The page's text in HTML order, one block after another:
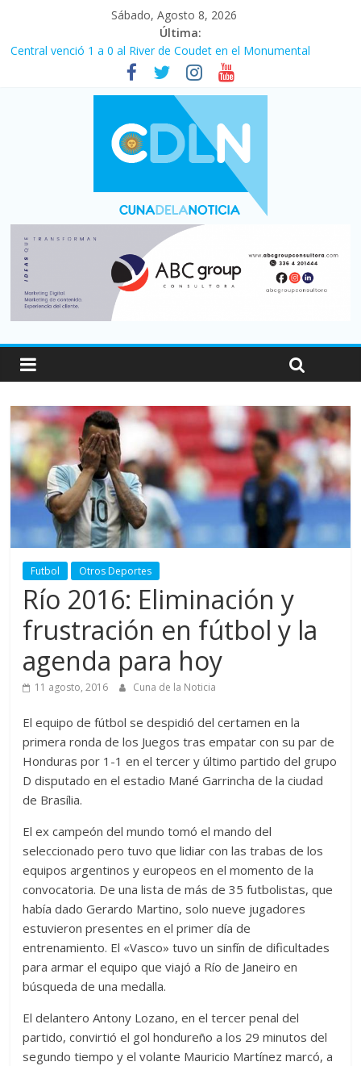
Sábado, Agosto 8, 2026
Última:
Central venció 1 a 0 al River de Coudet en el Monumental
La morosidad alcanzó su nivel más alto en dos décadas y ya
afecta a 400 mil deudores en Santa Fe
Desde que asumió Milei cerraron 41.000 kioscos: el sector
denuncia crisis como en 2001
Vacaciones de invierno con más movimiento y consumo
turístico: 4,6 millones de personas viajaron por el país, un 5,9%
Fuerte caída de la venta de autos usados en julio: bajó un 12,6%
Futbol Otros Deportes
Río 2016: Eliminación y
frustración en fútbol y la
agenda para hoy
11 agosto, 2016 Cuna de la Noticia
El equipo de fútbol se despidió del certamen en la
primera ronda de los Juegos tras empatar con su par de
Honduras por 1-1 en el tercer y último partido del grupo
D disputado en el estadio Mané Garrincha de la ciudad
de Brasília.
El ex campeón del mundo tomó el mando del
seleccionado pero tuvo que lidiar con las trabas de los
equipos argentinos y europeos en el momento de la
convocatoria. De una lista de más de 35 futbolistas, que
había dado Gerardo Martino, solo nueve jugadores
estuvieron presentes en el primer día de
entrenamiento. El «Vasco» tuvo un sinfín de dificultades
para armar el equipo que viajó a Río de Janeiro en
búsqueda de una medalla.
El delantero Antony Lozano, en el tercer penal del
partido, convirtió el gol hondureño a los 29 minutos del
segundo tiempo y el volante Mauricio Martínez marcó, a